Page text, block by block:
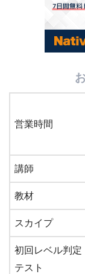
営業時間
講師
教材
スカイプ
初回レベル判定
テスト